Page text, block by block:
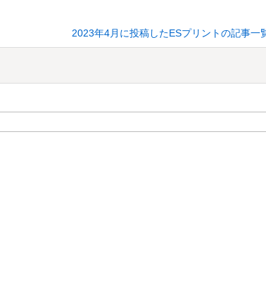
2023年4月に投稿したESプリントの記事一